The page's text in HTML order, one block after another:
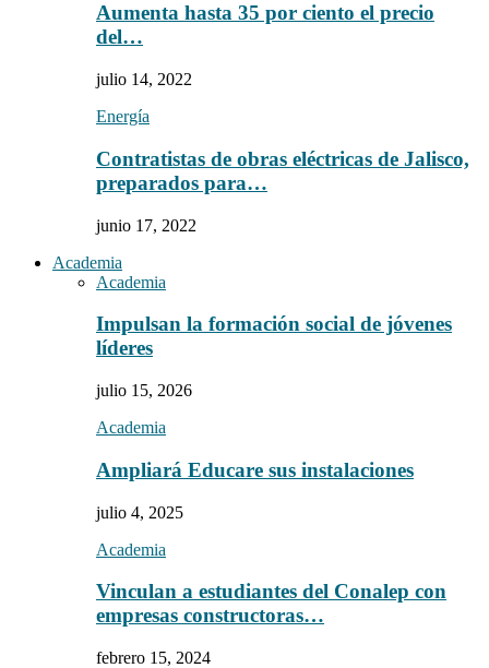
Aumenta hasta 35 por ciento el precio
del…
julio 14, 2022
Energía
Contratistas de obras eléctricas de Jalisco,
preparados para…
junio 17, 2022
Academia
Academia
Impulsan la formación social de jóvenes
líderes
julio 15, 2026
Academia
Ampliará Educare sus instalaciones
julio 4, 2025
Academia
Vinculan a estudiantes del Conalep con
empresas constructoras…
febrero 15, 2024